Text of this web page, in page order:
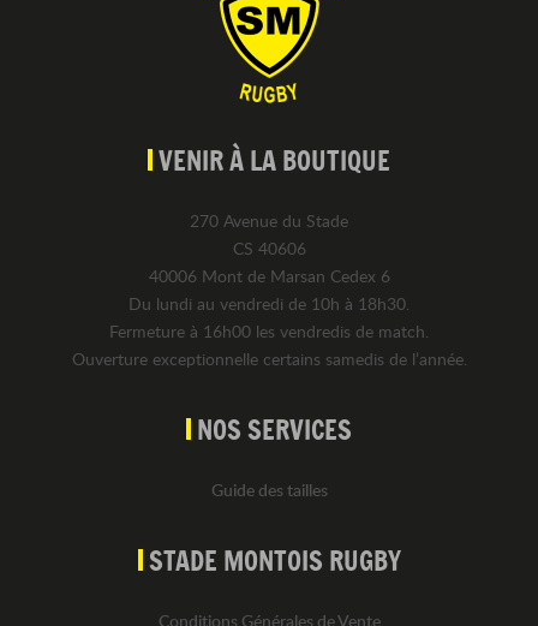
VENIR À LA BOUTIQUE
270 Avenue du Stade
CS 40606
40006 Mont de Marsan Cedex 6
Du lundi au vendredi de 10h à 18h30.
Fermeture à 16h00 les vendredis de match.
Ouverture exceptionnelle certains samedis de l’année.
NOS SERVICES
Guide des tailles
STADE MONTOIS RUGBY
Conditions Générales de Vente